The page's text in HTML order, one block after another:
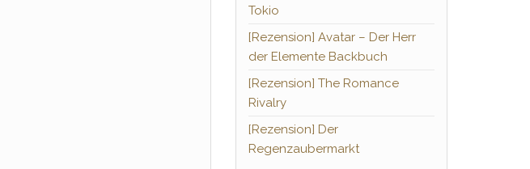
Tokio
[Rezension] Avatar – Der Herr
der Elemente Backbuch
[Rezension] The Romance
Rivalry
[Rezension] Der
Regenzaubermarkt